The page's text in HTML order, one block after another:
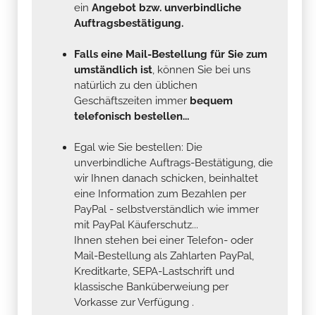
Falls eine Mail-Bestellung für Sie zum
natürlich zu den üblichen
Geschäftszeiten immerbequem
telefonisch bestellen...
Egal wie Sie bestellen: Die
wir Ihnen danach schicken, beinhaltet
eine Information zum Bezahlen per
PayPal - selbstverständlich wie immer
mit PayPal Käuferschutz...
Ihnen stehen bei einer Telefon- oder
Mail-Bestellung als Zahlarten PayPal,
Kreditkarte, SEPA-Lastschrift und
klassische Banküberweiung per
Vorkasse zur Verfügung .